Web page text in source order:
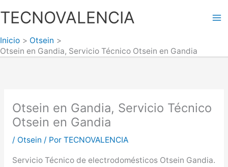
TECNOVALENCIA
Inicio
Otsein
Otsein en Gandia, Servicio Técnico Otsein en Gandia
Otsein en Gandia, Servicio Técnico
Otsein en Gandia
/ Otsein / Por TECNOVALENCIA
Servicio Técnico de electrodomésticos Otsein Gandia.